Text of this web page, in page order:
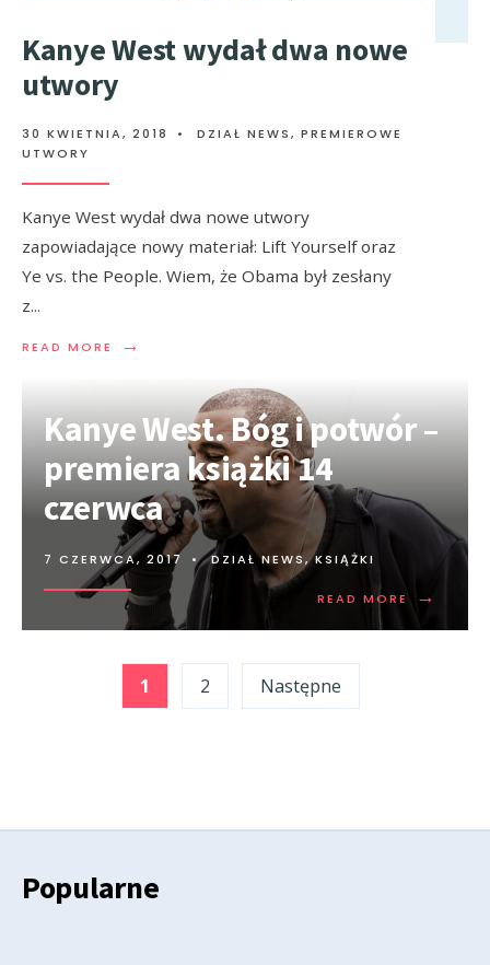
Kanye West wydał dwa nowe
utwory
30 KWIETNIA, 2018 • DZIAŁ NEWS, PREMIEROWE
UTWORY
Kanye West wydał dwa nowe utwory
zapowiadające nowy materiał: Lift Yourself oraz
Ye vs. the People. Wiem, że Obama był zesłany
z...
READ MORE →
Kanye West. Bóg i potwór –
premiera książki 14
czerwca
7 CZERWCA, 2017 • DZIAŁ NEWS,KSIĄŻKI
READ MORE →
Stronicowanie
wpisów
1 2 Następne
Popularne